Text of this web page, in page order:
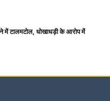
में टालमटोल, धोखाधड़ी के आरोप में